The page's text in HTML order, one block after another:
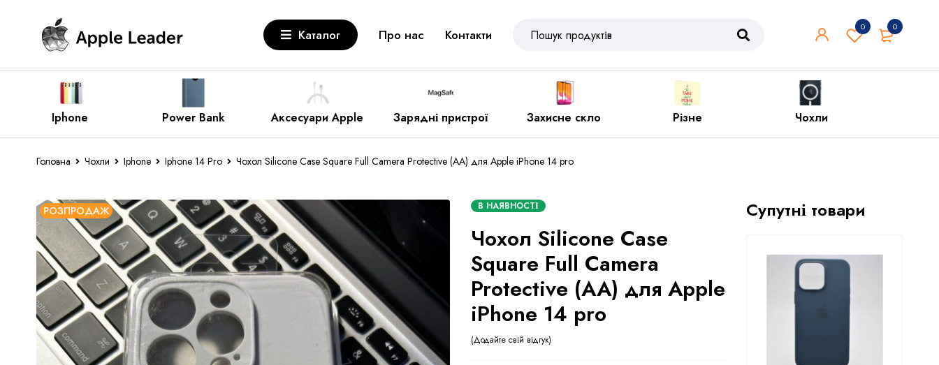
0
0
Каталог Про нас Контакти
Power Bank Аксесуари Apple Зарядні пристрої Захисне скло Різне Чохли Iphone
Головна Чохли Iphone Iphone 14 Pro Чохол Silicone Case Square Full Camera Protective (AA) для Apple iPhone 14 pro
РОЗПРОДАЖ В НАЯВНОСТІ
Чохол Silicone Case
Square Full Camera
Protective (AA) для Apple
iPhone 14 pro
Додайте свій відгук
Супутні товари